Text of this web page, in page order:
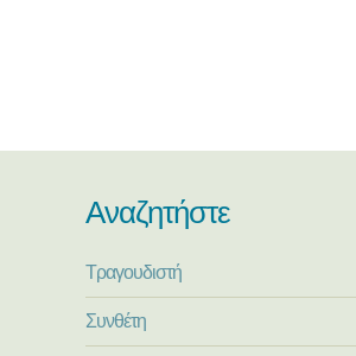
Αναζητήστε
Τραγουδιστή
Συνθέτη